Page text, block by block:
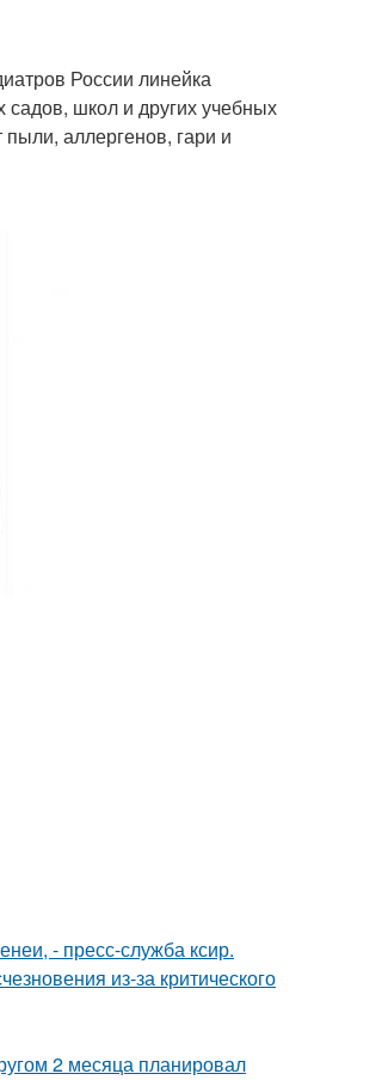
России линейка
школ и других учебных
пыли, аллергенов, гари и
- пресс-служба ксир.
из-за критического
2 месяца планировал